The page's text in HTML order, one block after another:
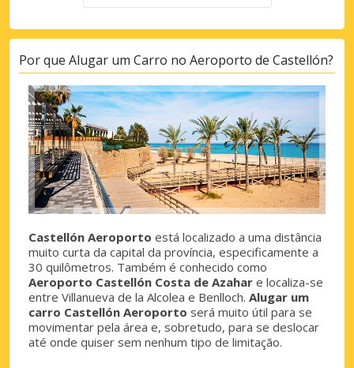
Por que Alugar um Carro no Aeroporto de Castellón?
Castellón Aeroporto está localizado a uma distância
muito curta da capital da província, especificamente a
30 quilômetros. Também é conhecido como
Aeroporto Castellón Costa de Azahar e localiza-se
entre Villanueva de la Alcolea e Benlloch. Alugar um
carro Castellón Aeroporto será muito útil para se
movimentar pela área e, sobretudo, para se deslocar
até onde quiser sem nenhum tipo de limitação.